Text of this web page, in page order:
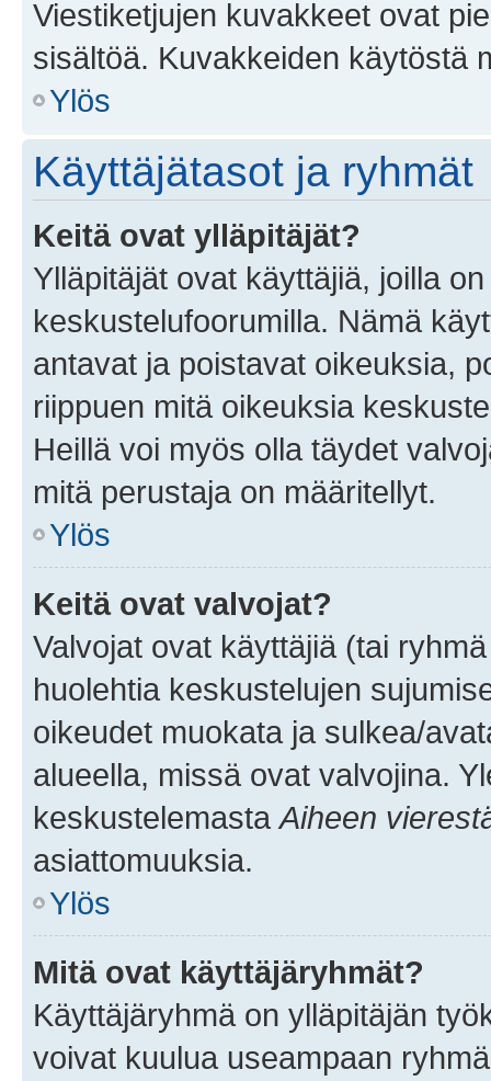
Viestiketjujen kuvakkeet ovat
sisältöä. Kuvakkeiden käytöstä
Ylös
Käyttäjätasot ja ryhmät
Keitä ovat ylläpitäjät?
Ylläpitäjät ovat käyttäjiä, joilla
keskustelufoorumilla. Nämä
antavat ja poistavat oikeuksia,
riippuen mitä oikeuksia
Heillä voi myös olla täydet
mitä perustaja on määritellyt.
Ylös
Keitä ovat valvojat?
Valvojat ovat käyttäjiä (tai
huolehtia keskustelujen
oikeudet muokata ja sulkea/
alueella, missä ovat valvojina.
keskustelemasta Aiheen
asiattomuuksia.
Ylös
Mitä ovat käyttäjäryhmät?
Käyttäjäryhmä on ylläpitäjän
voivat kuulua useampaan